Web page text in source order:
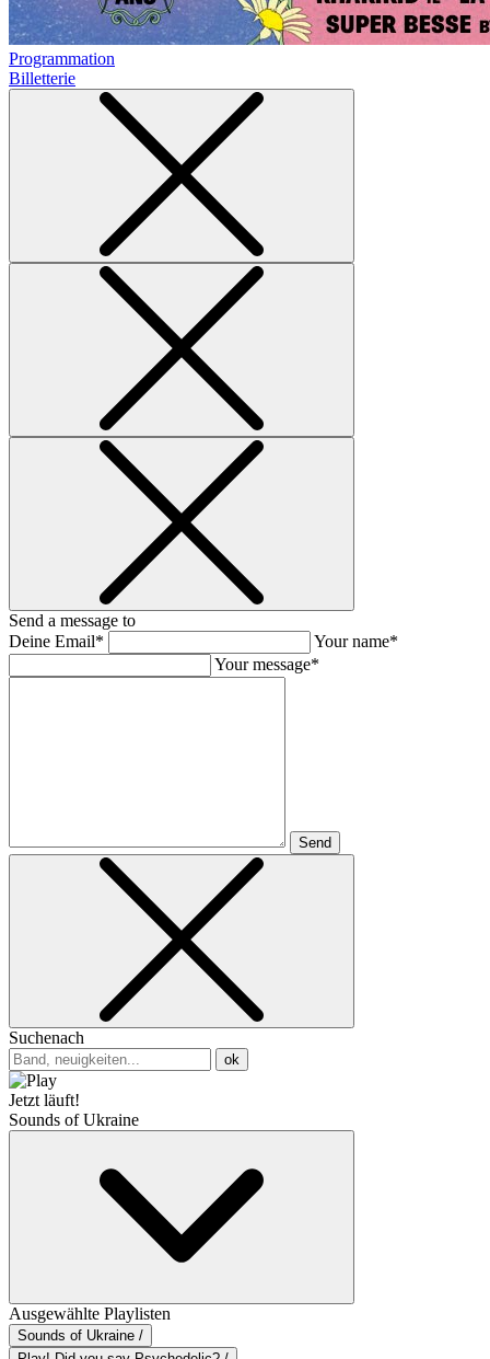
Programmation
Billetterie
Send a message to
Deine Email*
Your name*
Your message*
Send
Suchenach
ok
Jetzt läuft!
Sounds of Ukraine
Ausgewählte Playlisten
Sounds of Ukraine /